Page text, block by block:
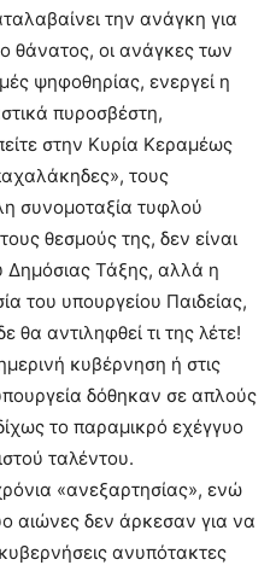
την ανάγκη για
θάνατος, οι ανάγκες των
ψηφοθηρίας, ενεργεί η
πυροσβέστη,
στην Κυρία Κεραμέως
τους
συνομοταξία τυφλού
θεσμούς της, δεν είναι
Δημόσιας Τάξης, αλλά η
του υπουργείου Παιδείας,
θα αντιληφθεί τι της λέτε!
κυβέρνηση ή στις
δόθηκαν σε απλούς
το παραμικρό εχέγγυο
ταλέντου.
«ανεξαρτησίας», ενώ
αιώνες δεν άρκεσαν για να
ανυπότακτες